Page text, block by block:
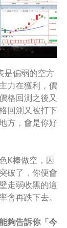
是偏弱的空方
力在獲利，價
格回測之後又
回測又被打下
方，會是你好
K棒做空，因
破了，你便會
走弱收黑的這
會再跌下去。
夠告訴你「今